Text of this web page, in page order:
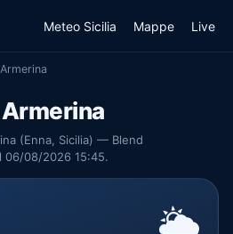
Meteo Sicilia Mappe Live
(Enna, Sicilia) — Blend
06/08/2026 15:45.